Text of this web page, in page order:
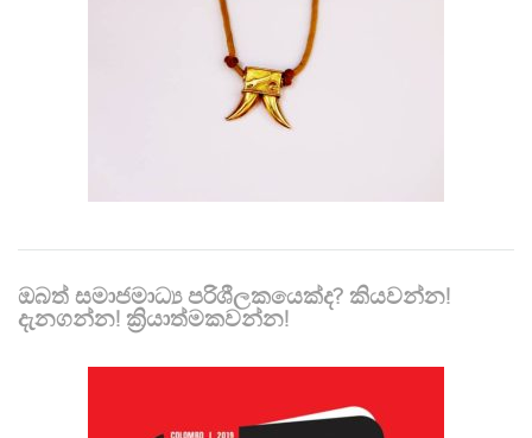
ඔබත් සමාජමාධ්‍ය පරිශීලකයෙක්ද? කියවන්න!
දැනගන්න! ක්‍රියාත්මකවන්න!